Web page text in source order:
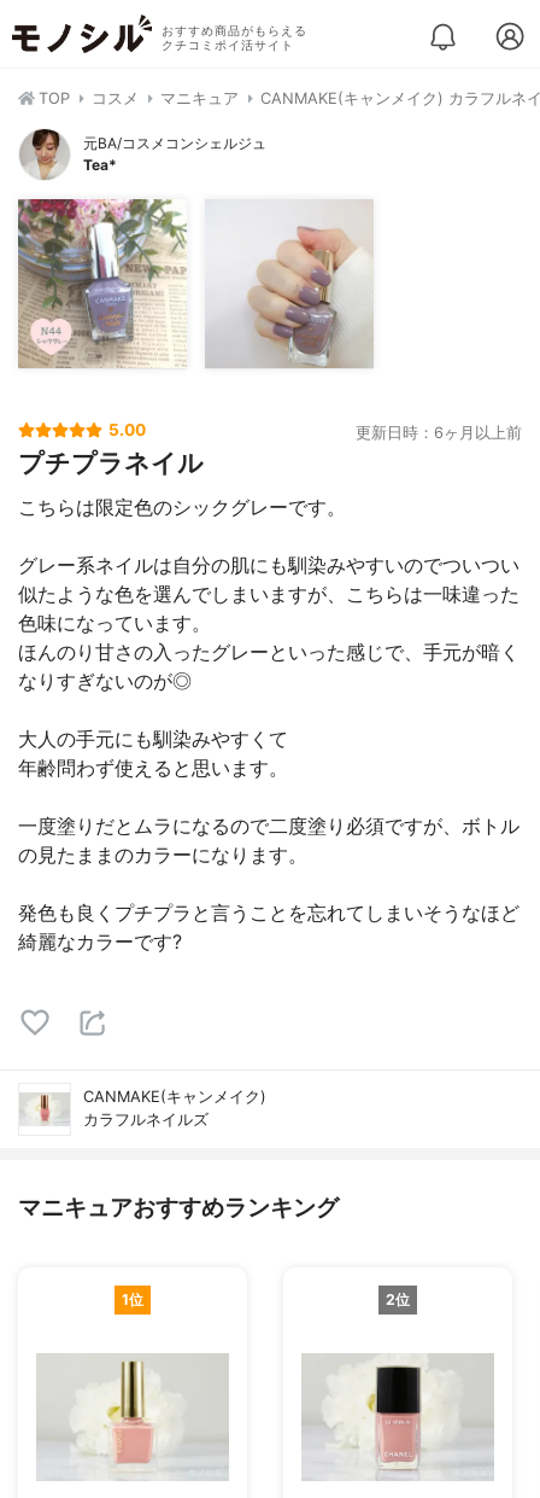
おすすめ商品がもらえる
クチコミポイ活サイト
TOP コスメ マニキュア CANMAKE(キャンメイク) カラフルネ
元BA/コスメコンシェルジュ
Tea*
5.00 更新日時：6ヶ月以上前
プチプラネイル
こちらは限定色のシックグレーです。
グレー系ネイルは自分の肌にも馴染みやすいのでついつい
似たような色を選んでしまいますが、こちらは一味違った
色味になっています。
ほんのり甘さの入ったグレーといった感じで、手元が暗く
なりすぎないのが◎
大人の手元にも馴染みやすくて
年齢問わず使えると思います。
一度塗りだとムラになるので二度塗り必須ですが、ボトル
の見たままのカラーになります。
発色も良くプチプラと言うことを忘れてしまいそうなほど
綺麗なカラーです?
CANMAKE(キャンメイク)
カラフルネイルズ
マニキュアおすすめランキング
1位 2位